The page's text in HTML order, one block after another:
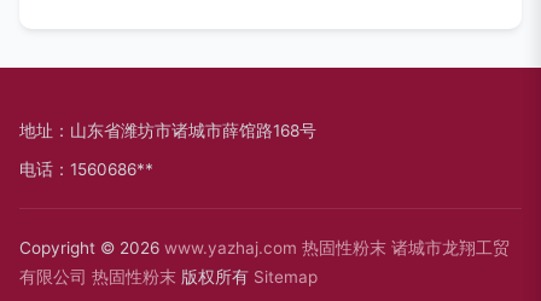
地址：山东省潍坊市诸城市薛馆路168号
电话：1560686**
Copyright © 2026 www.yazhaj.com 热固性粉末 诸城市龙翔工贸
有限公司 热固性粉末 版权所有 Sitemap